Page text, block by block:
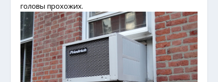
головы прохожих.